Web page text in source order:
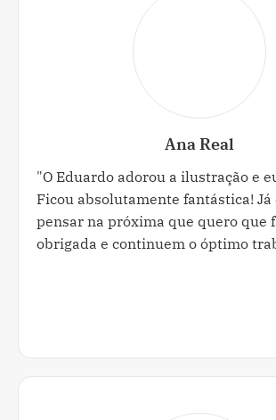
Ana Real
"O Eduardo adorou a ilustração e
Ficou absolutamente fantástica! Já
pensar na próxima que quero que
obrigada e continuem o óptimo